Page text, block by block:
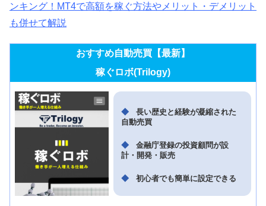
ンキング！MT4で高額を稼ぐ方法やメリット・デメリット
も併せて解説
おすすめ自動売買【最新】
稼ぐロボ(Trilogy)
長い歴史と経験が凝縮された
自動売買
金融庁登録の投資顧問が設
計・開発・販売
初心者でも簡単に設定できる